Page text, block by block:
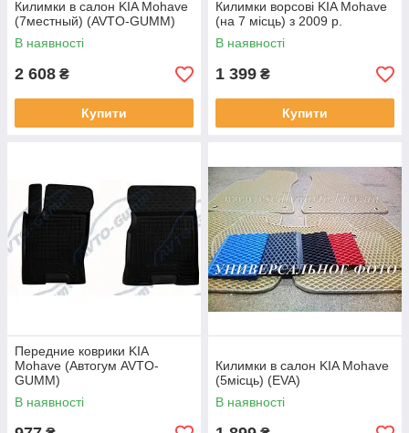
Килимки в салон KIA Mohave
(7местный) (AVTO-GUMM)
В наявності
2 608 ₴
Купити
Килимки ворсові KIA Mohave
(на 7 місць) з 2009 р.
В наявності
1 399 ₴
Купити
Передние коврики KIA
Mohavе (Автогум AVTO-
GUMM)
В наявності
Килимки в салон KIA Mohave
(5місць) (EVA)
В наявності